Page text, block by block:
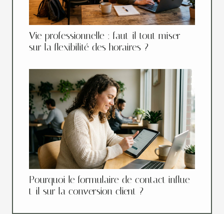
Vie professionnelle : faut-il tout miser
sur la flexibilité des horaires ?
Pourquoi le formulaire de contact influe-
t-il sur la conversion client ?